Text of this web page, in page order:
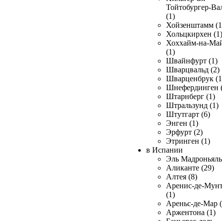
Тойтобургер-
(1)
Хойзенштамм
Хольцкирхен (1)
Хоххайм-на-
(1)
Швайнфурт (1)
Шварцвальд (2)
Шварценбрук
Шнефердинген
Штарнберг (1)
Штральзунд (1)
Штутгарт (6)
Энген (1)
Эрфурт (2)
Этринген (1)
в Испании
Эль
Аликанте (29)
Алтея (8)
Аренис-де-
(1)
Ареньс-де-Мар
Аржентона (1)